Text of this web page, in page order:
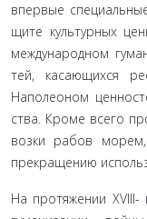
впервые
щите культурных
международном
тей, касающихся
Наполеоном
ства. Кроме всего
возки рабов морем,
пре­кращению
На протяжении